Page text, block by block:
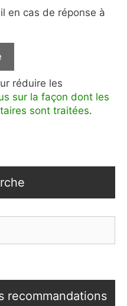
en cas de réponse à
réduire les
sur la façon dont les
sont traitées.
recommandations